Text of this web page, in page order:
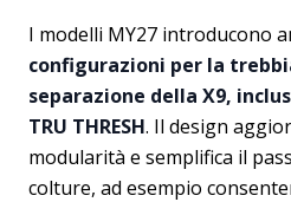
I modelli MY27 introducono
configurazioni per la
separazione della X9,
TRU THRESH. Il design
modularità e semplifica il
colture, ad esempio